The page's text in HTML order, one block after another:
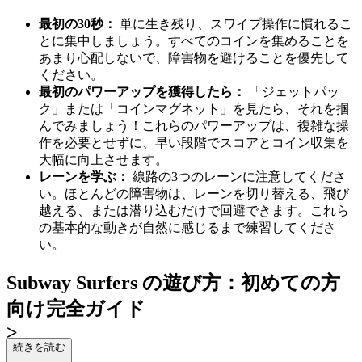
最初の30秒： 単に生き残り、スワイプ操作に慣れるこ
とに集中しましょう。すべてのコインを集めることを
あまり心配しないで、障害物を避けることを優先して
ください。
最初のパワーアップを獲得したら：
「ジェットパッ
ク」または「コインマグネット」を見たら、それを掴
んでみましょう！これらのパワーアップは、複雑な操
作を必要とせずに、早い段階でスコアとコイン収集を
大幅に向上させます。
レーンを学ぶ： 線路の3つのレーンに注意してくださ
い。ほとんどの障害物は、レーンを切り替える、飛び
越える、または潜り込むだけで回避できます。これら
の基本的な動きが自然に感じるまで練習してくださ
い。
Subway Surfers の遊び方：初めての方
向け完全ガイド
>
続きを読む